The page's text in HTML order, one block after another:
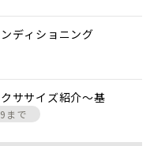
ディショニング
ササイズ紹介〜基
まで